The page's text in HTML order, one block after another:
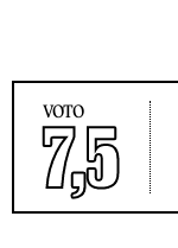
VOTO
7,5